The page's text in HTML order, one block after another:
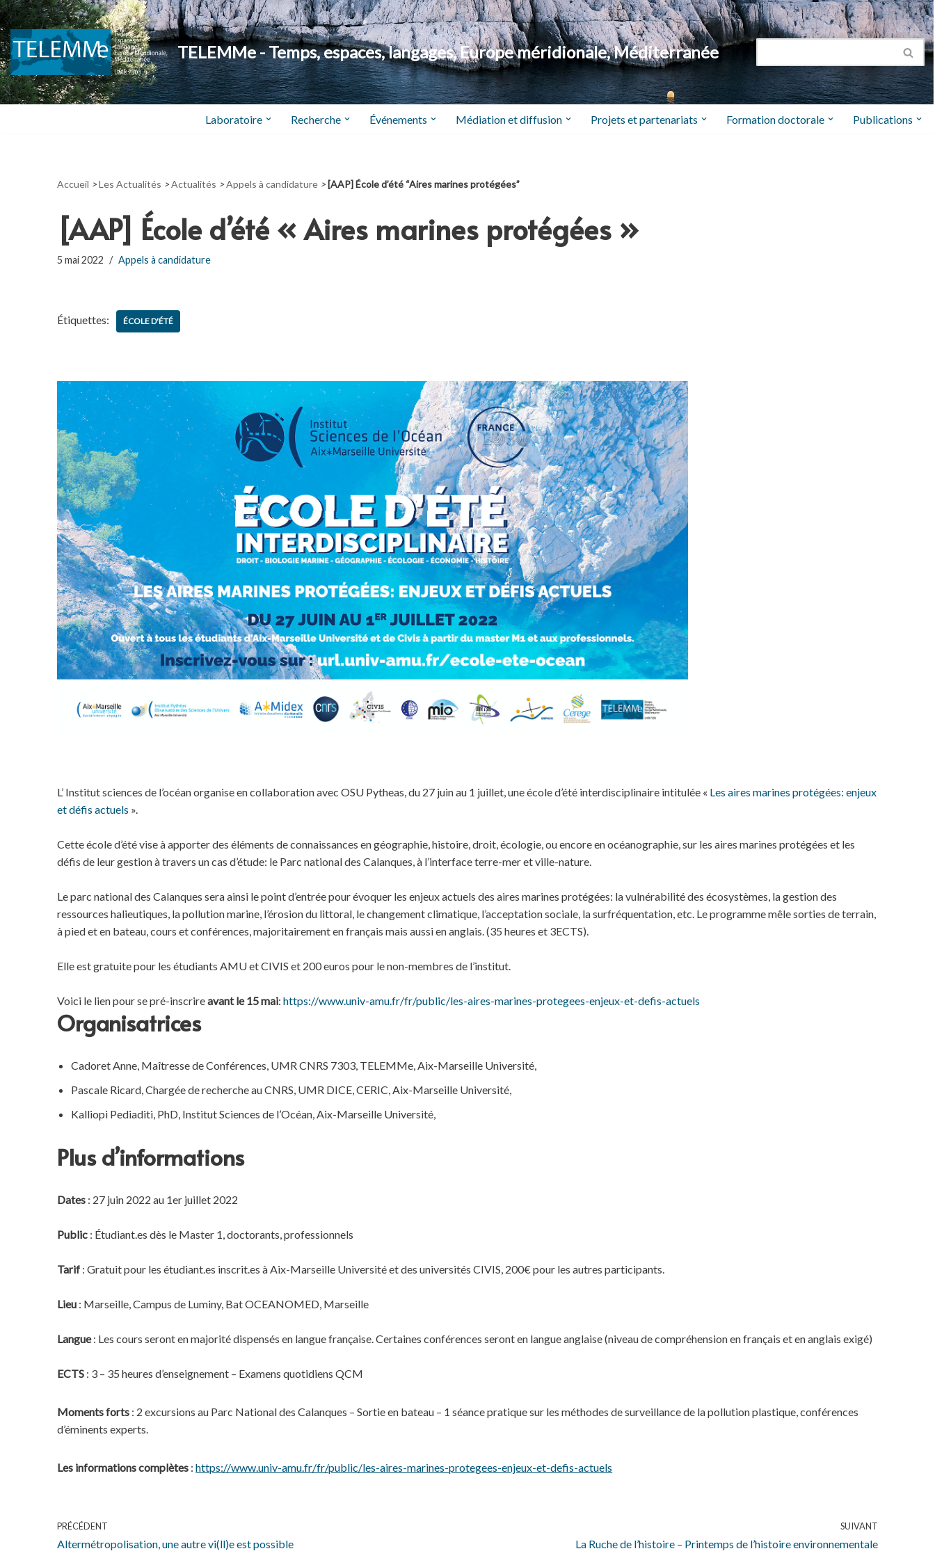
Aller
au
contenu
TELEMMe - Temps, espaces, langages, Europe méridionale, Méditerranée
Laboratoire Recherche Événements Médiation et diffusion Projets et partenariats Formation doctorale Publications
Accueil >Les Actualités >Actualités >Appels à candidature > [AAP] École d’été “Aires marines protégées”
[AAP] École d’été « Aires marines protégées »
5 mai 2022 Appels à candidature
Étiquettes: ÉCOLE D'ÉTÉ
L’ Institut sciences de l’océan organise en collaboration avec OSU Pytheas, du 27 juin au 1 juillet, une école d’été interdisciplinaire intitulée « Les aires marines protégées: enjeux
et défis actuels ».
Cette école d’été vise à apporter des éléments de connaissances en géographie, histoire, droit, écologie, ou encore en océanographie, sur les aires marines protégées et les
défis de leur gestion à travers un cas d’étude: le Parc national des Calanques, à l’interface terre-mer et ville-nature.
Le parc national des Calanques sera ainsi le point d’entrée pour évoquer les enjeux actuels des aires marines protégées: la vulnérabilité des écosystèmes, la gestion des
ressources halieutiques, la pollution marine, l’érosion du littoral, le changement climatique, l’acceptation sociale, la surfréquentation, etc. Le programme mêle sorties de terrain,
à pied et en bateau, cours et conférences, majoritairement en français mais aussi en anglais. (35 heures et 3ECTS).
Elle est gratuite pour les étudiants AMU et CIVIS et 200 euros pour le non-membres de l’institut.
Voici le lien pour se pré-inscrireavant le 15 mai:https://www.univ-amu.fr/fr/public/les-aires-marines-protegees-enjeux-et-defis-actuels
Organisatrices
Cadoret Anne, Maîtresse de Conférences, UMR CNRS 7303, TELEMMe, Aix-Marseille Université,
Pascale Ricard, Chargée de recherche au CNRS, UMR DICE, CERIC, Aix-Marseille Université,
Kalliopi Pediaditi, PhD, Institut Sciences de l’Océan, Aix-Marseille Université,
Plus d’informations
Dates : 27 juin 2022 au 1er juillet 2022
Public : Étudiant.es dès le Master 1, doctorants, professionnels
Tarif : Gratuit pour les étudiant.es inscrit.es à Aix-Marseille Université et des universités CIVIS, 200€ pour les autres participants.
Lieu : Marseille, Campus de Luminy, Bat OCEANOMED, Marseille
Langue: Les cours seront en majorité dispensés en langue française. Certaines conférences seront en langue anglaise (niveau de compréhension en français et en anglais exigé)
ECTS : 3 – 35 heures d’enseignement – Examens quotidiens QCM
Moments forts : 2 excursions au Parc National des Calanques – Sortie en bateau – 1 séance pratique sur les méthodes de surveillance de la pollution plastique, conférences
d’éminents experts.
Les informations complètes :https://www.univ-amu.fr/fr/public/les-aires-marines-protegees-enjeux-et-defis-actuels
PRÉCÉDENT
Altermétropolisation, une autre vi(ll)e est possible
SUIVANT
La Ruche de l’histoire – Printemps de l’histoire environnementale